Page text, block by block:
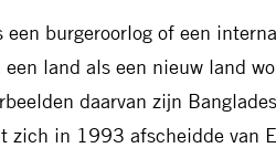
burgeroorlog of een
land als een nieuw land
daarvan zijn
zich in 1993 afscheidde van